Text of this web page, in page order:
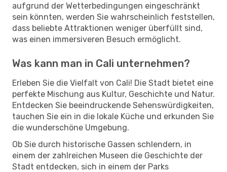
aufgrund der Wetterbedingungen eingeschränkt
sein könnten, werden Sie wahrscheinlich feststellen,
dass beliebte Attraktionen weniger überfüllt sind,
was einen immersiveren Besuch ermöglicht.
Was kann man in Cali unternehmen?
Erleben Sie die Vielfalt von Cali! Die Stadt bietet eine
perfekte Mischung aus Kultur, Geschichte und Natur.
Entdecken Sie beeindruckende Sehenswürdigkeiten,
tauchen Sie ein in die lokale Küche und erkunden Sie
die wunderschöne Umgebung.
Ob Sie durch historische Gassen schlendern, in
einem der zahlreichen Museen die Geschichte der
Stadt entdecken, sich in einem der Parks